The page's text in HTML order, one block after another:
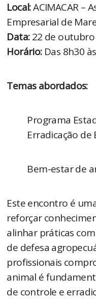
Local:ACIMACAR –
Empresarial de
Data:22 de outubro
Horário:Das 8h30
Temas abordados:
Programa
Erradicação de
Bem-estar de
Este encontro é
reforçar
alinhar práticas
de defesa
profissionais
animal é
de controle e